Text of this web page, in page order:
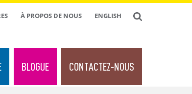
À PROPOS DE NOUS ENGLISH
BLOGUE CONTACTEZ-NOUS